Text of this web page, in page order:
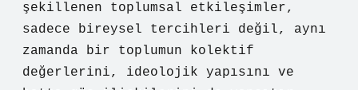
şekillenen toplumsal etkileşimler,
sadece bireysel tercihleri değil, aynı
zamanda bir toplumun kolektif
değerlerini, ideolojik yapısını ve